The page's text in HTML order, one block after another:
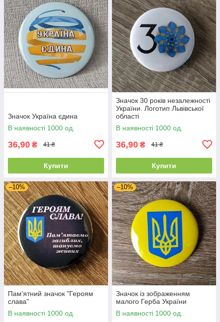
Значок Україна єдина
В наявності 1000 од.
36,90 ₴ 41 ₴
Купити
Значок 30 років незалежності
України. Логотип Львівської
області
В наявності 1000 од.
36,90 ₴ 41 ₴
Купити
–10%
Пам'ятний значок "Героям
слава"
В наявності 1000 од.
–10%
Значок із зображенням
малого Герба України
В наявності 1000 од.